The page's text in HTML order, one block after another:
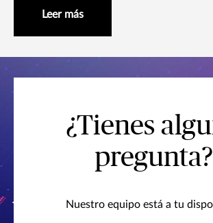
Leer más
¿Tienes
pregunta?
Nuestro equipo está a tu